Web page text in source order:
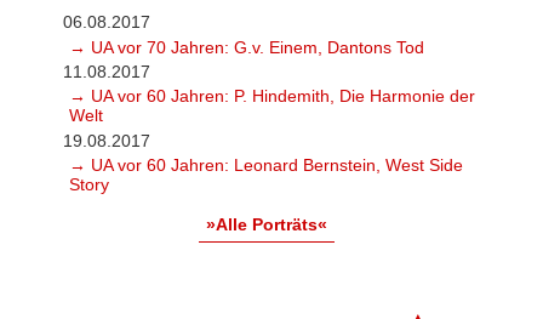
06.08.2017
→ UA vor 70 Jahren: G.v. Einem, Dantons Tod
11.08.2017
→ UA vor 60 Jahren: P. Hindemith, Die Harmonie der
Welt
19.08.2017
→ UA vor 60 Jahren: Leonard Bernstein, West Side
Story
»Alle Porträts«